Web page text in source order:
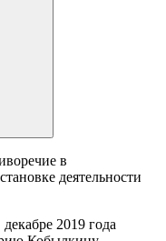
в
деятельности
2019 года